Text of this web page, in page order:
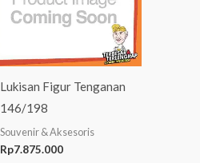
Lukisan Figur Tenganan
146/198
Souvenir & Aksesoris
Rp7.875.000